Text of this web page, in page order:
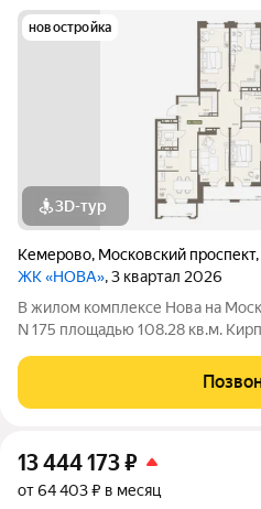
новостройка
3D-тур
Кемерово, Московский проспект,
ЖК «НОВА», 3 квартал 2026
В жилом комплексе Нова на
N 175 площадью 108.28 кв.м.
остекленная лоджия. Квартира
этажный дом, с последних этажей
13 444 173₽
от 64 403 ₽ в месяц